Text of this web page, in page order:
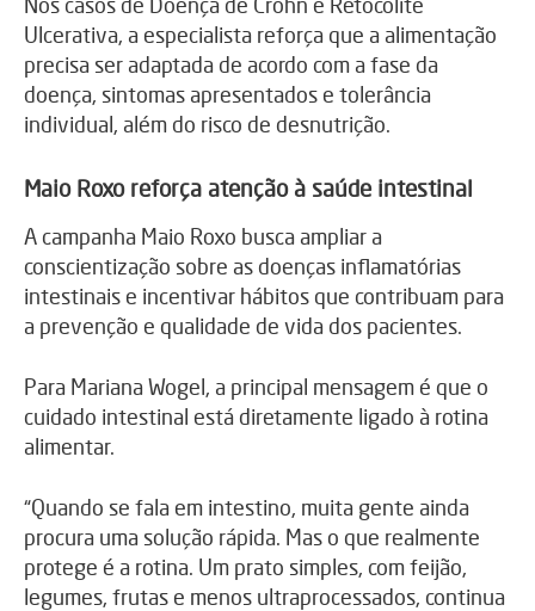
Ulcerativa, a especialista reforça que a alimentação
precisa ser adaptada de acordo com a fase da
doença, sintomas apresentados e tolerância
individual, além do risco de desnutrição.
Maio Roxo reforça atenção à saúde intestinal
A campanha Maio Roxo busca ampliar a
conscientização sobre as doenças inflamatórias
intestinais e incentivar hábitos que contribuam para
a prevenção e qualidade de vida dos pacientes.
Para Mariana Wogel, a principal mensagem é que o
cuidado intestinal está diretamente ligado à rotina
alimentar.
“Quando se fala em intestino, muita gente ainda
procura uma solução rápida. Mas o que realmente
protege é a rotina. Um prato simples, com feijão,
legumes, frutas e menos ultraprocessados, continua